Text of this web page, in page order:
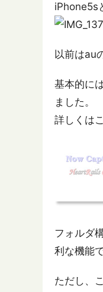
iPhone5s
以前はau
基本的に
ました。
詳しくは
フォルダ
利な機能で
ただし、